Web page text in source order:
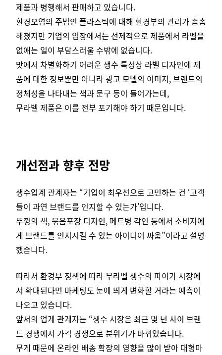
제품과 병행해서 판매하고 있습니다.
환경오염의 주범인 플라스틱에 대해 환경부의 관리가 촘촘
해졌지만 기업의 입장에서는 선제적으로 제품에서 라벨을
없애는 일이 부담스러울 수밖에 없습니다.
맛에서 차별화하기 어려운 생수 특성상 라벨 디자인에 제
품에 대한 정보뿐만 아니라 광고 모델의 이미지, 브랜드의
정체성을 나타내는 색과 문구 등이 들어가는데,
무라벨 제품은 이를 전부 포기해야 하기 때문입니다.
개선점과 향후 전망
생수업계 관계자는 “기업이 최우선으로 고민하는 건 ‘고객
들이 과연 브랜드를 인지할 수 있는가’입니다.
뚜껑의 색, 묶음포장 디자인, 페트병 각인 등에서 소비자에
게 브랜드를 인지시킬 수 있는 아이디어 싸움”이라고 설명
했습니다.
따라서 환경부 정책에 따라 무라벨 생수의 파이가 시장에
서 확대된다면 마케팅도 눈에 띄게 변화할 거라는 예측이
나오고 있습니다.
앞서의 업계 관계자는 “생수 시장은 최근 몇 년 사이 브랜
드 경쟁에서 가격 경쟁으로 분위기가 바뀌었습니다.
무게 때문에 온라인 배송 확장의 영향을 많이 받아 대형마